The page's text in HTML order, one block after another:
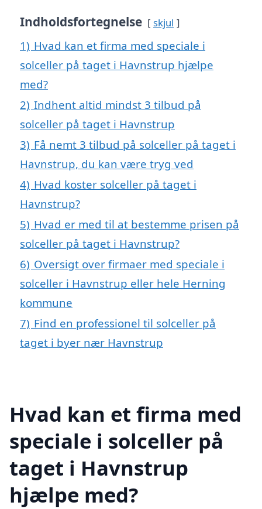
Indholdsfortegnelse skjul
1) Hvad kan et firma med speciale i
solceller på taget i Havnstrup hjælpe
med?
2) Indhent altid mindst 3 tilbud på
solceller på taget i Havnstrup
3) Få nemt 3 tilbud på solceller på taget i
Havnstrup, du kan være tryg ved
4) Hvad koster solceller på taget i
Havnstrup?
5) Hvad er med til at bestemme prisen på
solceller på taget i Havnstrup?
6) Oversigt over firmaer med speciale i
solceller i Havnstrup eller hele Herning
kommune
7) Find en professionel til solceller på
taget i byer nær Havnstrup
Hvad kan et firma med
speciale i solceller på
taget i Havnstrup
hjælpe med?